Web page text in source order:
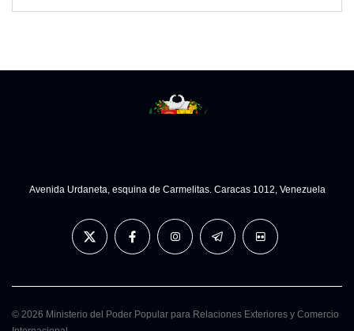
Avenida Urdaneta, esquina de Carmelitas. Caracas 1012, Venezuela
© 2026 Ministerio del Poder Popular para Relaciones Exteriores y Comercio